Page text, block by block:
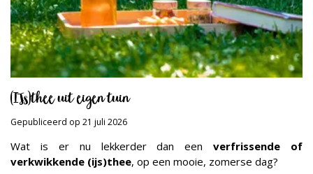
(IJs)thee uit eigen tuin
Gepubliceerd op 21 juli 2026
Wat is er nu lekkerder dan eenverfrissende of
verkwikkende (ijs)thee, op een mooie, zomerse dag?